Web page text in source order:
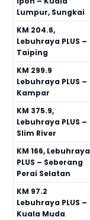
Lumpur, Sungkai
KM 204.6,
Lebuhraya PLUS –
Taiping
KM 299.9
Lebuhraya PLUS –
Kampar
KM 375.9,
Lebuhraya PLUS –
Slim River
KM 166, Lebuhraya
PLUS – Seberang
Perai Selatan
KM 97.2
Lebuhraya PLUS –
Kuala Muda